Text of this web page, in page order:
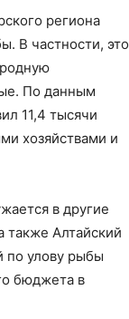
региона
В частности, это
По данным
11,4 тысячи
хозяйствами и
в другие
также Алтайский
по улову рыбы
бюджета в